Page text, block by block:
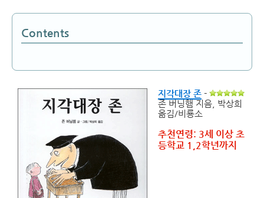
Contents
지각대장 존 -
존 버닝햄 지음, 박상희
옮김/비룡소
추천연령: 3세 이상 초
등학교 1,2학년까지